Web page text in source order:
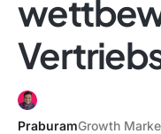
PraburamGrowth